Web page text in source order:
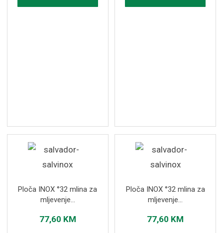
Ploča INOX °32 mlina za
mljevenje...
77,60 KM
Ploča INOX °32 mlina za
mljevenje...
77,60 KM